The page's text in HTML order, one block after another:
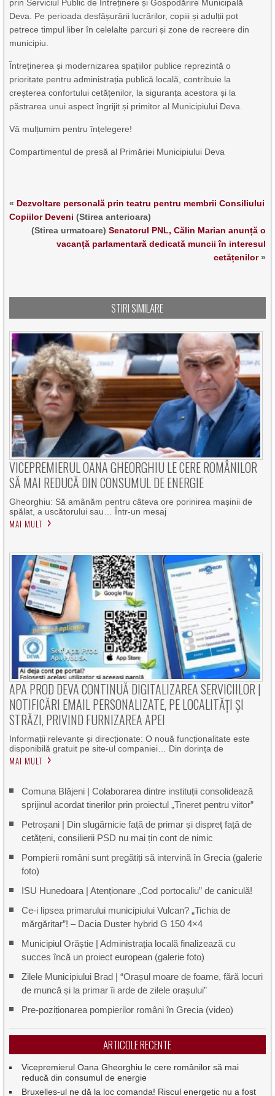
prin Serviciul Public de Întreținere și Gospodărire Municipală
Deva. Pe perioada desfășurării lucrărilor, copiii și adulții pot
petrece timpul liber în celelalte parcuri și zone de recreere din
municipiu.
Întreținerea și modernizarea spațiilor publice reprezintă o
prioritate pentru administrația publică locală, contribuie la
creșterea confortului cetățenilor, la siguranța acestora și la
păstrarea unui aspect îngrijit și primitor al Municipiului Deva.
Vă mulțumim pentru înțelegere!
Compartimentul de presă al Primăriei Municipiului Deva
« Dezvoltare personală prin teatru pentru membrii Consiliului
Copiilor Deveni (Stirea anterioara)
(Stirea urmatoare) Senatorul PNL, Călin Marian anunță o
vacanță parlamentară dedicată muncii în interesul
cetățenilor»
STIRI SIMILARE
VICEPREMIERUL OANA GHEORGHIU LE CERE ROMÂNILOR
SĂ MAI REDUCĂ DIN CONSUMUL DE ENERGIE
Gheorghiu: Să amânăm pentru câteva ore porinirea mașinii de
spălat, a uscătorului sau… Într-un mesaj
MAI MULT
APA PROD DEVA CONTINUĂ DIGITALIZAREA SERVICIILOR |
NOTIFICĂRI EMAIL PERSONALIZATE, PE LOCALITĂȚI ȘI
STRĂZI, PRIVIND FURNIZAREA APEI
Informații relevante și direcționate: O nouă funcționalitate este
disponibilă gratuit pe site-ul companiei… Din dorința de
MAI MULT
Comuna Blăjeni | Colaborarea dintre instituții consolidează
sprijinul acordat tinerilor prin proiectul „Tineret pentru viitor”
Petroșani | Din slugărnicie față de primar și dispreț față de
cetățeni, consilierii PSD nu mai țin cont de nimic
Pompierii români sunt pregătiți să intervină în Grecia (galerie
foto)
ISU Hunedoara | Atenționare „Cod portocaliu” de caniculă!
Ce-i lipsea primarului municipiului Vulcan? „Tichia de
mărgăritar”! – Dacia Duster hybrid G 150 4×4
Municipiul Orăștie | Administrația locală finalizează cu
succes încă un proiect european (galerie foto)
Zilele Municipiului Brad | “Orașul moare de foame, fără locuri
de muncă și la primar îi arde de zilele orașului”
Pre-poziționarea pompierilor români în Grecia (video)
ARTICOLE RECENTE
Vicepremierul Oana Gheorghiu le cere românilor să mai
reducă din consumul de energie
Bruxelles-ul ne dă la loc comanda! Riscul energetic nu a fost